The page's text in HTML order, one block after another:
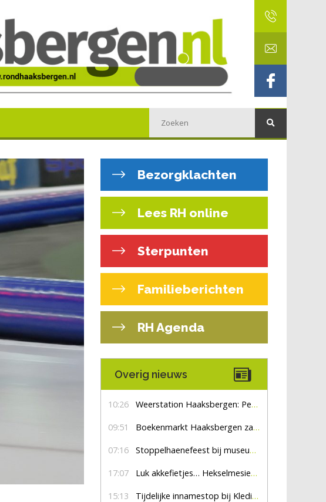
Bezorgklachten
Lees RH online
Sterpunten
Familieberichten
RH Agenda
Overig nieuws
10:26 Weerstation Haaksbergen: Perioden met zon en droog
09:51 Boekenmarkt Haaksbergen zaterdag 8 augustus, marktplein Haaksbergen
07:16 Stoppelhaenefeest bij museum De Lebbenbrugge
17:07 Luk akkefietjes… HekselmesienHarry
15:13 Tijdelijke innamestop bij Kledingbank Stefania